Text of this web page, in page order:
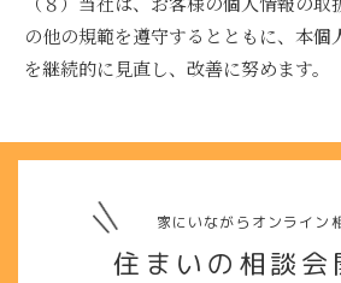
の他の規範を遵守するとともに、本個
を継続的に見直し、改善に努めます。
家にいながらオンライン
住まいの相談会